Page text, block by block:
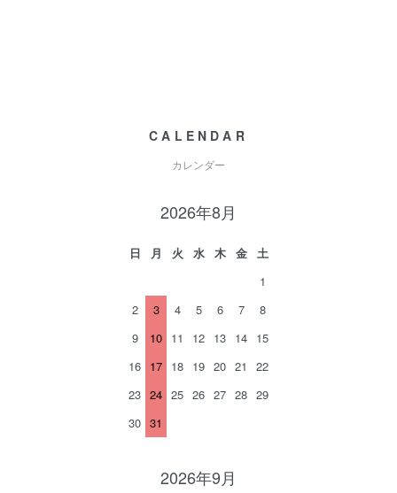
CALENDAR
カレンダー
2026年8月
日 月 火 水 木 金
土
1
2
3 4 5 6 7
8
9
10 11 12 13 14 15
16 17 18 19 20 21
22
23 24 25 26 27 28 29
30 31
2026年9月